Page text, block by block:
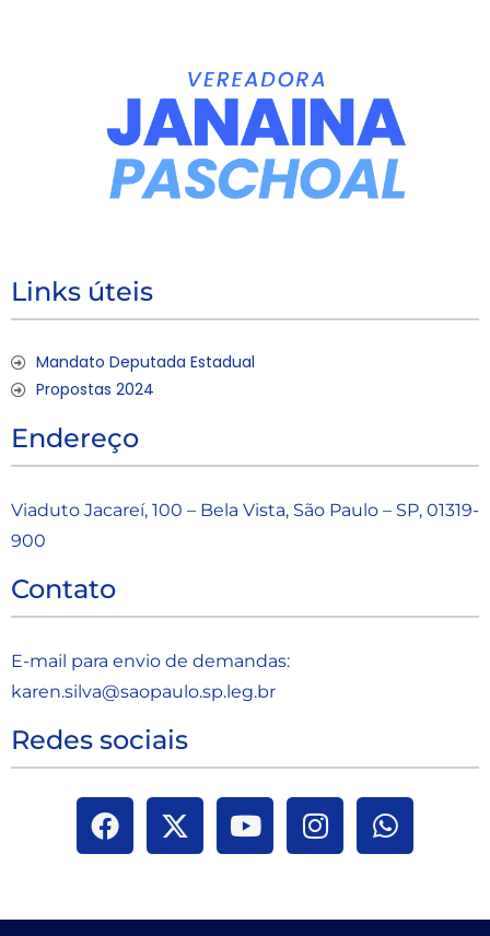
Links úteis
Mandato Deputada Estadual
Propostas 2024
Endereço
Viaduto Jacareí, 100 – Bela Vista, São Paulo – SP, 01319-
900
Contato
E-mail para envio de demandas:
karen.silva@saopaulo.sp.leg.br
Redes sociais